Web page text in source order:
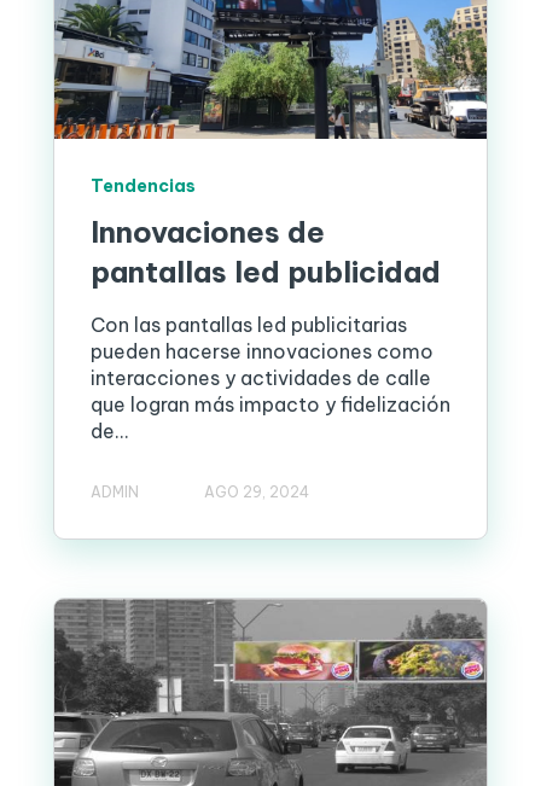
Tendencias
Innovaciones de
pantallas led publicidad
Con las pantallas led publicitarias
pueden hacerse innovaciones como
interacciones y actividades de calle
que logran más impacto y fidelización
de...
ADMIN AGO 29, 2024